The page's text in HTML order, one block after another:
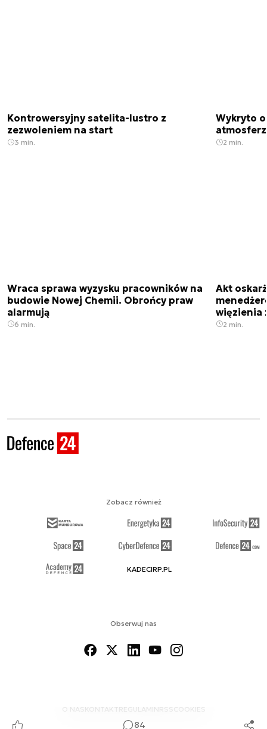
84
Kontrowersyjny satelita-lustro z
zezwoleniem na start
3 min.
Wykryto
2 min.
Wraca sprawa wyzysku pracowników na
budowie Nowej Chemii. Obrońcy praw
alarmują
6 min.
Akt
więzienia
2 min.
Obserwuj nas
O NAS KONTAKTREGULAMINRSS COOKIES
Zobacz również
KADECIRP.PL